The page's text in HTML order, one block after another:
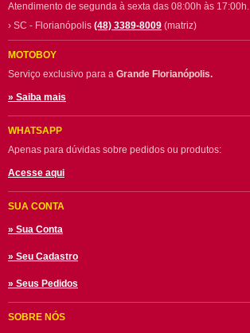
Atendimento de segunda à sexta das 08:00h às 17:00h.
› SC - Florianópolis (48) 3389-8009 (matriz)
MOTOBOY
Serviço exclusivo para a Grande Florianópolis.
» Saiba mais
WHATSAPP
Apenas para dúvidas sobre pedidos ou produtos:
Acesse aqui
SUA CONTA
» Sua Conta
» Seu Cadastro
» Seus Pedidos
SOBRE NÓS